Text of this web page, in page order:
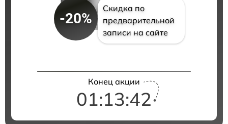
-20%
Скидка по
предварительной
записи на сайте
Конец акции
01:13:42